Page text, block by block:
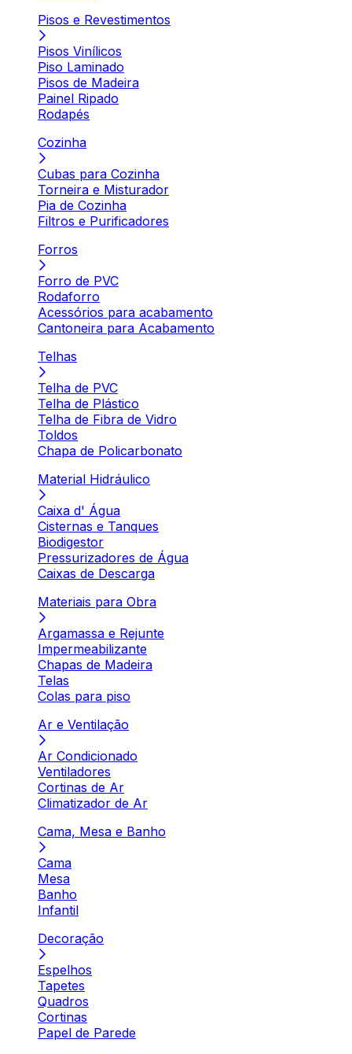
Pisos e Revestimentos
Pisos Vinílicos
Piso Laminado
Pisos de Madeira
Painel Ripado
Rodapés
Cozinha
Cubas para Cozinha
Torneira e Misturador
Pia de Cozinha
Filtros e Purificadores
Forros
Forro de PVC
Rodaforro
Acessórios para acabamento
Cantoneira para Acabamento
Telhas
Telha de PVC
Telha de Plástico
Telha de Fibra de Vidro
Toldos
Chapa de Policarbonato
Material Hidráulico
Caixa d' Água
Cisternas e Tanques
Biodigestor
Pressurizadores de Água
Caixas de Descarga
Materiais para Obra
Argamassa e Rejunte
Impermeabilizante
Chapas de Madeira
Telas
Colas para piso
Ar e Ventilação
Ar Condicionado
Ventiladores
Cortinas de Ar
Climatizador de Ar
Cama, Mesa e Banho
Cama
Mesa
Banho
Infantil
Decoração
Espelhos
Tapetes
Quadros
Cortinas
Papel de Parede